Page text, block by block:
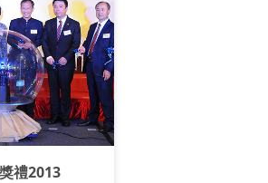
禮2013